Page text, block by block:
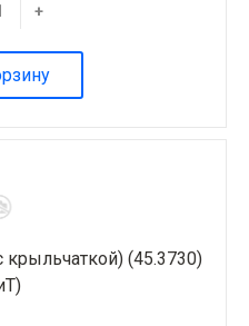
+
крыльчаткой) (45.3730)